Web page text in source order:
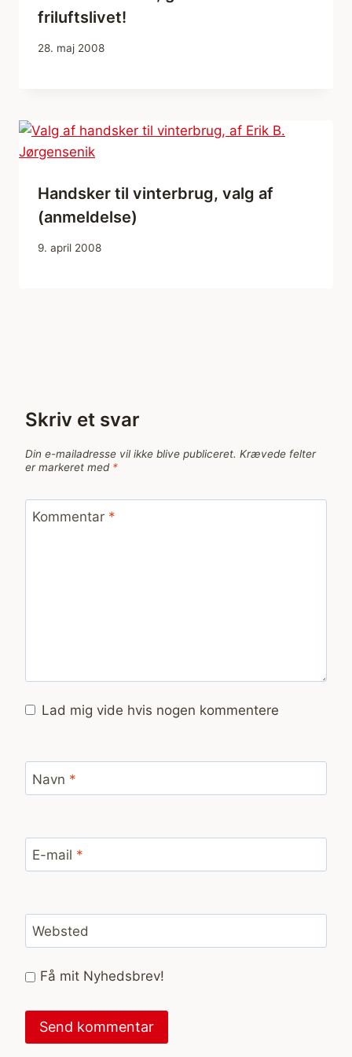
friluftslivet!
28. maj 2008
Handsker til vinterbrug, valg af
(anmeldelse)
9. april 2008
Skriv et svar
Din e-mailadresse vil ikke blive publiceret. Krævede felter
er markeret med *
Kommentar *
Lad mig vide hvis nogen kommentere
Navn *
E-mail *
Websted
Få mit Nyhedsbrev!